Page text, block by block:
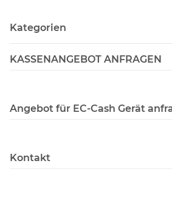
Kategorien
KASSENANGEBOT ANFRAGEN
Angebot für EC-Cash Gerät
Kontakt